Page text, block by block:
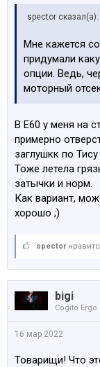
spector сказал(а):
Мне кажется
придумали
опции. Ведь,
моторный
В Е60 у меня на
примерно
заглушкк по Тису
Тоже летела
затычки и норм.
Как вариант,
хорошо ;)
spector
bigi
Cogito Ergo
16 мар 2022
Товарищи! Что